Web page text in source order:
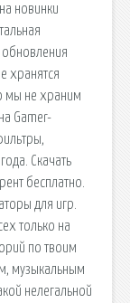
новинки
хранятся
мы не храним
Gamer-
Скачать
бесплатно.
для игр.
только на
по твоим
музыкальным
нелегальной